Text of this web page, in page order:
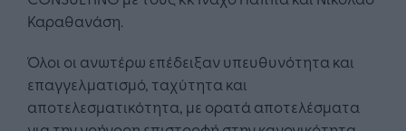
Καραθανάση.
Όλοι οι ανωτέρω επέδειξαν υπευθυνότητα και
επαγγελματισμό, ταχύτητα και
αποτελεσματικότητα, με ορατά αποτελέσματα